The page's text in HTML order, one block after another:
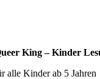
King – Kinder
alle Kinder ab 5 Jahren